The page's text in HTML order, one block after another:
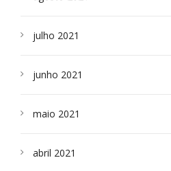
julho 2021
junho 2021
maio 2021
abril 2021